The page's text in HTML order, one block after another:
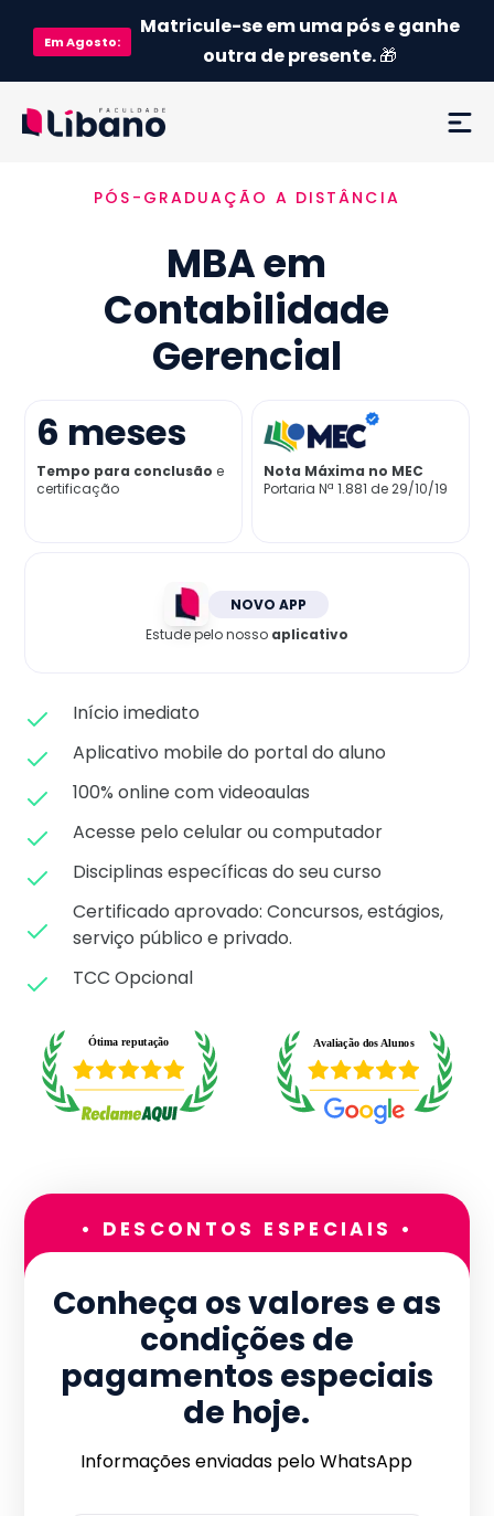
EmAgosto:
Matricule-se em uma pós e ganhe
outra de presente.🎁
Ementa
Credenciamento MEC
Já sou aluno
PÓS-GRADUAÇÃO A DISTÂNCIA
MBA em
Contabilidade
Gerencial
6 meses
Tempo para conclusão e
certificação
Nota Máxima no MEC
Portaria Nª 1.881 de 29/10/19
NOVO APP
Estude pelo nosso aplicativo
Início imediato
Aplicativo mobile do portal do aluno
100% online com videoaulas
Acesse pelo celular ou computador
Disciplinas específicas do seu curso
Certificado aprovado: Concursos, estágios,
serviço público e privado.
TCC Opcional
• DESCONTOS ESPECIAIS •
Conheça os valores e as
condições de
pagamentos especiais
de hoje.
Informações enviadas pelo WhatsApp